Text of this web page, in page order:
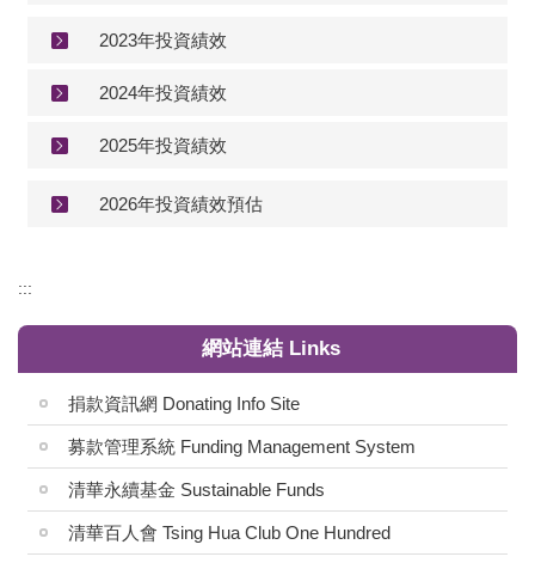
2023年投資績效
2024年投資績效
2025年投資績效
2026年投資績效預估
:::
網站連結 Links
捐款資訊網 Donating Info Site
募款管理系統 Funding Management System
清華永續基金 Sustainable Funds
清華百人會 Tsing Hua Club One Hundred